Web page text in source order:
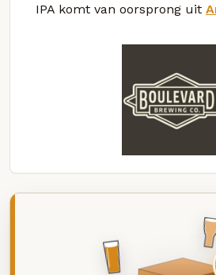
IPA komt van oorsprong uit